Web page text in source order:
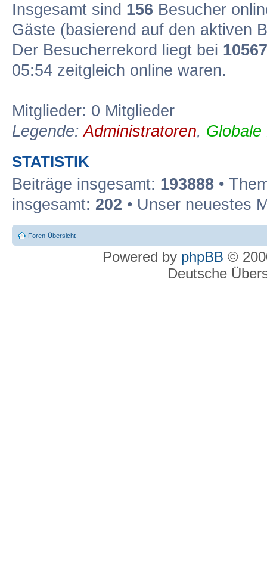
Insgesamt sind 156 Besucher
Gäste (basierend auf den aktiven
Der Besucherrekord liegt bei 10567
05:54 zeitgleich online waren.
Mitglieder: 0 Mitglieder
Legende:Administratoren, Globale
STATISTIK
Beiträge insgesamt: 193888 •
insgesamt: 202 • Unser neuestes
Foren-Übersicht
Powered by phpBB ©
Deutsche